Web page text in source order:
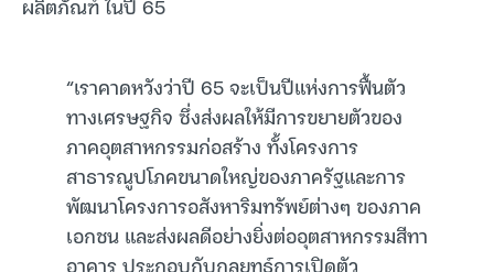
ผลิตภัณฑ์ ในปี 65
“เราคาดหวังว่าปี 65 จะเป็นปีแห่งการฟื้นตัว
ทางเศรษฐกิจ ซึ่งส่งผลให้มีการขยายตัวของ
ภาคอุตสาหกรรมก่อสร้าง ทั้งโครงการ
สาธารณูปโภคขนาดใหญ่ของภาครัฐและการ
พัฒนาโครงการอสังหาริมทรัพย์ต่างๆ ของภาค
เอกชน และส่งผลดีอย่างยิ่งต่ออุตสาหกรรมสีทา
อาคาร ประกอบกับกลยุทธ์การเปิดตัว